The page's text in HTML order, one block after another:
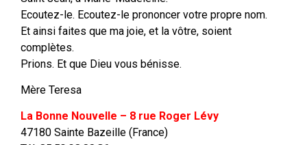
Ecoutez-le. Ecoutez-le prononcer votre propre nom.
Et ainsi faites que ma joie, et la vôtre, soient
complètes.
Prions. Et que Dieu vous bénisse.
Mère Teresa
La Bonne Nouvelle – 8 rue Roger Lévy
47180 Sainte Bazeille (France)